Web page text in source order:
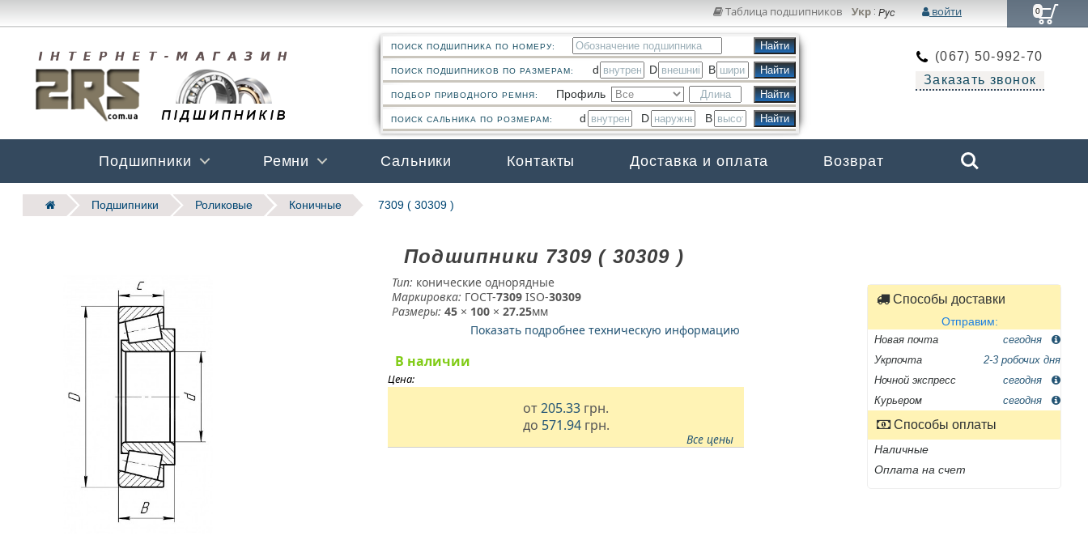
Таблица подшипников Укр: Рус войти
(067) 50-992-70
Заказать звонок
ПОИСК ПОДШИПНИКА ПО НОМЕРУ:
ПОИСК ПОДШИПНИКОВ ПО РАЗМЕРАМ: d D B
ПОДБОР ПРИВОДНОГО РЕМНЯ: Профиль
ПОИСК САЛЬНИКА ПО РОЗМЕРАМ: d D B
Подшипники Ремни Сальники Контакты Доставка и оплата Возврат
Search
0
Подшипники Роликовые Коничные 7309 ( 30309 )
Подшипники 7309 ( 30309 )
Тип: конические однорядные
Маркировка: ГОСТ-7309­ ISO-30309
Размеры: 45× 100× 27.25мм
Показать подробнее техническую информацию
В наличии
Цена:
от205.33 грн.
до 571.94 грн.
Все цены
Способы доставки
Отправим:
Новая почта
сегодня
Укрпочта
2-3 робочих дня
Ночной экспресс
сегодня
Курьером
сегодня
Способы оплаты
Наличные
Оплата на счет